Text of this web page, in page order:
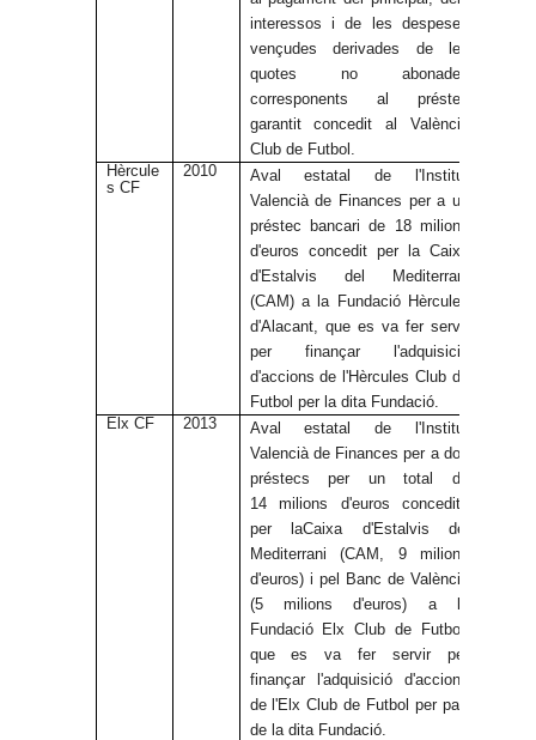
interessos i de les despeses
vençudes derivades de les
quotes no abonades
corresponents al préstec
garantit concedit al València
Club de Futbol.
Hèrcule
s CF
2010
Aval estatal de l'Institut
Valencià de Finances per a un
préstec bancari de 18 milions
d'euros concedit per la Caixa
d'Estalvis del Mediterrani
(CAM) a la Fundació Hèrcules
d'Alacant, que es va fer servir
per finançar l'adquisició
d'accions de l'Hèrcules Club de
Futbol per la dita Fundació.
Elx CF
2013
Aval estatal de l'Institut
Valencià de Finances per a dos
préstecs per un total de
14 milions d'euros concedits
per laCaixa d'Estalvis del
Mediterrani (CAM, 9 milions
d'euros) i pel Banc de València
(5 milions d'euros) a la
Fundació Elx Club de Futbol,
que es va fer servir per
finançar l'adquisició d'accions
de l'Elx Club de Futbol per part
de la dita Fundació.